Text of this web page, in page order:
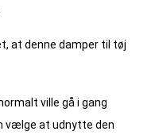
at denne damper til tøj
ville gå i gang
vælge at udnytte den